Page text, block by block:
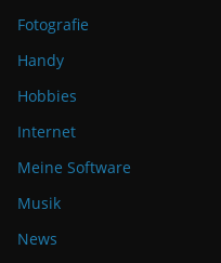
Fotografie
Handy
Hobbies
Internet
Meine Software
Musik
News